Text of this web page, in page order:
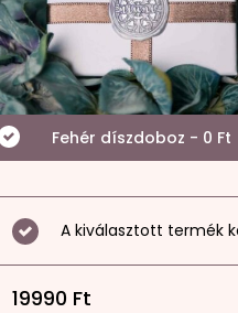
Fehér díszdoboz - 0 Ft
A kiválasztott termék
19990 Ft